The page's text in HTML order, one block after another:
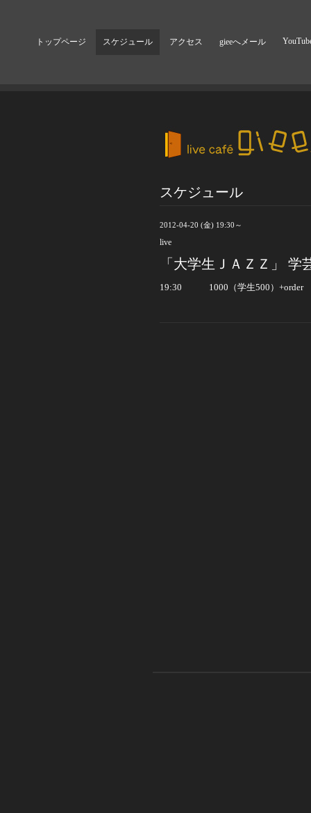
トップページ スケジュール アクセス gieeへメール
スケジュール
2012-04-20 (金) 19:30～
live
「大学生ＪＡＺＺ」
19:30 1000（学生500）+order